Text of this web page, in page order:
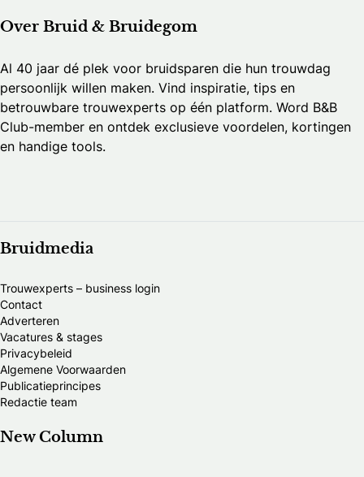
Over Bruid & Bruidegom
Al 40 jaar dé plek voor bruidsparen die hun trouwdag
persoonlijk willen maken. Vind inspiratie, tips en
betrouwbare trouwexperts op één platform. Word B&B
Club-member en ontdek exclusieve voordelen, kortingen
en handige tools.
Bruidmedia
Trouwexperts – business login
Contact
Adverteren
Vacatures & stages
Privacybeleid
Algemene Voorwaarden
Publicatieprincipes
Redactie team
New Column